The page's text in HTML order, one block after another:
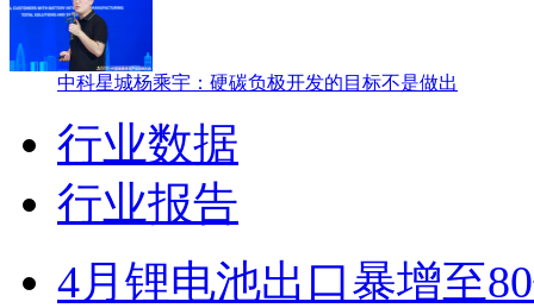
中科星城杨乘宇：硬碳负极开发的目标不是做出
行业数据
行业报告
4月锂电池出口暴增至